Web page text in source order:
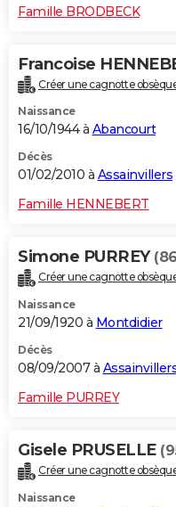
Famille BRODBECK
Francoise
Créer une cagnotte
Naissance
16/10/1944 à Abancourt
Décès
01/02/2010 à Assainvillers
Famille HENNEBERT
Simone PURREY
Créer une cagnotte
Naissance
21/09/1920 à Montdidier
Décès
08/09/2007 à
Famille PURREY
Gisele PRUSELLE
Créer une cagnotte
Naissance